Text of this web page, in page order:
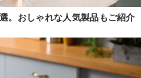
。おしゃれな人気製品もご紹介